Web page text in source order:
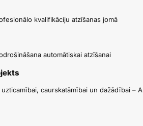
kvalifikāciju atzīšanas jomā
automātiskai atzīšanai
caurskatāmībai un dažādībai – A